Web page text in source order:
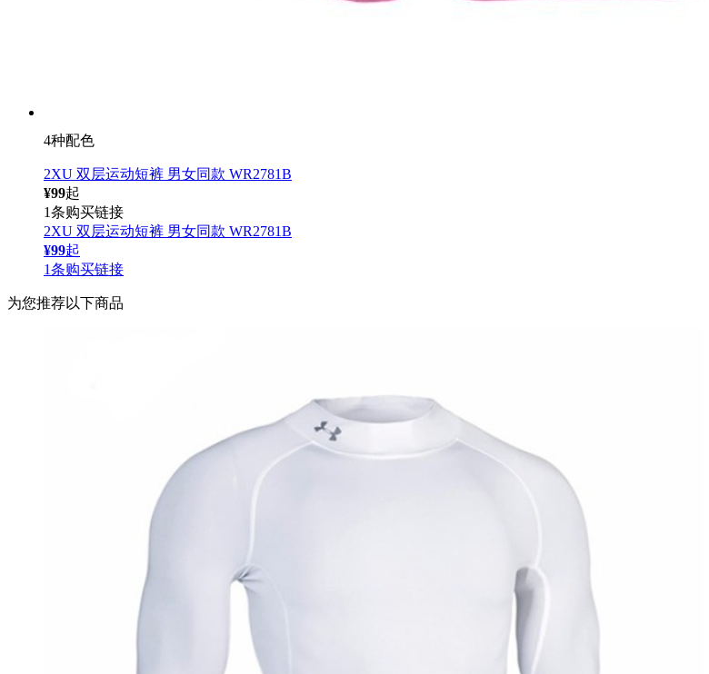
4种配色
2XU 双层运动短裤 男女同款 WR2781B
¥99起
1条购买链接
2XU 双层运动短裤 男女同款 WR2781B
¥99起
1条购买链接
为您推荐以下商品